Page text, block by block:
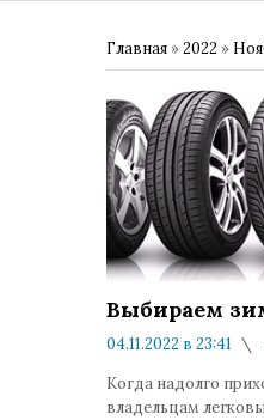
Главная »2022 »
Выбираем
04.11.2022 в 23:41
Когда надолго
владельцам